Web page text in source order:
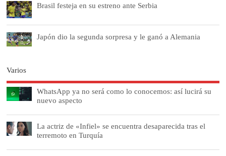
Brasil festeja en su estreno ante Serbia
Japón dio la segunda sorpresa y le ganó a Alemania
Varios
WhatsApp ya no será como lo conocemos: así lucirá su
nuevo aspecto
La actriz de «Infiel» se encuentra desaparecida tras el
terremoto en Turquía